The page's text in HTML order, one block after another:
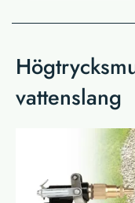
vattenslang